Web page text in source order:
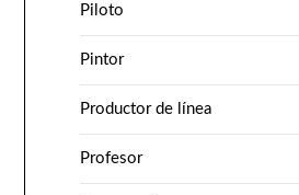
Piloto
Pintor
Productor de línea
Profesor